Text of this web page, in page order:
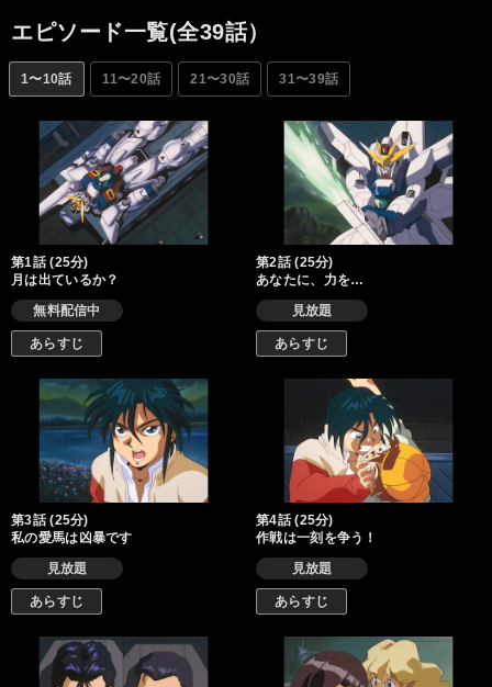
エピソード一覧(全39話）
1〜10話 11〜20話 21〜30話 31〜39話
第1話 (25分)
月は出ているか？
無料配信中
あらすじ
第2話 (25分)
あなたに、力を…
見放題
あらすじ
第3話 (25分)
私の愛馬は凶暴です
見放題
あらすじ
第4話 (25分)
作戦は一刻を争う！
見放題
あらすじ